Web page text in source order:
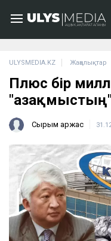
ULYSMEDIA.KZ Жаңалықтар
Плюс бір
Сырым Қаржас